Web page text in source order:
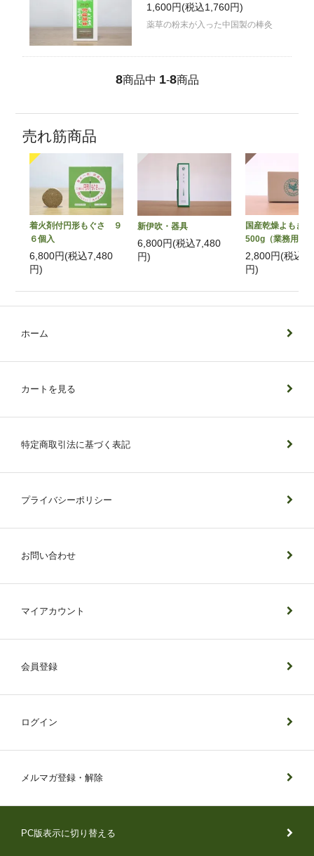
1,600円(税込1,760円)
薬草の粉末が入った中国製の棒灸
8商品中 1-8商品
売れ筋商品
着火剤付円形もぐさ ９
６個入
6,800円(税込7,480
円)
新伊吹・器具
6,800円(税込7,480
円)
国産乾燥よもぎ
500g（業務用）
2,800円(税込
円)
ホーム
カートを見る
特定商取引法に基づく表記
プライバシーポリシー
お問い合わせ
マイアカウント
会員登録
ログイン
メルマガ登録・解除
PC版表示に切り替える